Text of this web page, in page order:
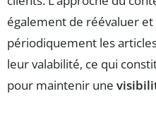
également de réévaluer et
périodiquement les
leur valabilité, ce qui
pour maintenir une